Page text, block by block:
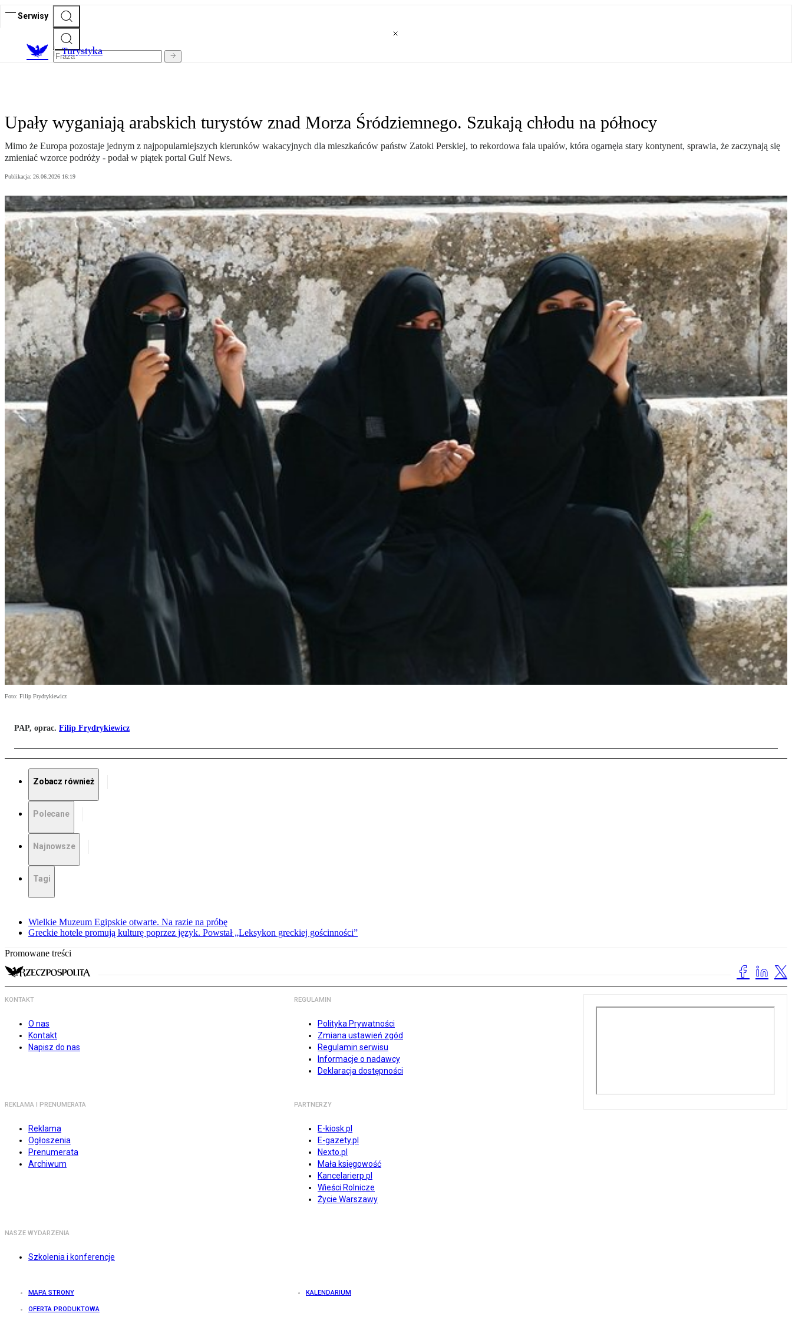
Serwisy
Turystyka
Upały wyganiają arabskich turystów znad Morza Śródziemnego. Szukają chłodu na północy
Mimo że Europa pozostaje jednym z najpopularniejszych kierunków wakacyjnych dla mieszkańców państw Zatoki Perskiej, to rekordowa fala upałów, która ogarnęła stary kontynent, sprawia, że zaczynają się
zmieniać wzorce podróży - podał w piątek portal Gulf News.
Publikacja: 26.06.2026 16:19
Foto: Filip Frydrykiewicz
PAP, oprac. Filip Frydrykiewicz
Zobacz również
Polecane
Najnowsze
Tagi
Wielkie Muzeum Egipskie otwarte. Na razie na próbę
Greckie hotele promują kulturę poprzez język. Powstał „Leksykon greckiej gościnności”
Promowane treści
KONTAKT
O nas
Kontakt
Napisz do nas
REGULAMIN
Polityka Prywatności
Zmiana ustawień zgód
Regulamin serwisu
Informacje o nadawcy
Deklaracja dostępności
REKLAMA I PRENUMERATA
Reklama
Ogłoszenia
Prenumerata
Archiwum
PARTNERZY
E-kiosk.pl
E-gazety.pl
Nexto.pl
Mała księgowość
Kancelarierp.pl
Wieści Rolnicze
Życie Warszawy
NASZE WYDARZENIA
Szkolenia i konferencje
MAPA STRONY KALENDARIUM
OFERTA PRODUKTOWA